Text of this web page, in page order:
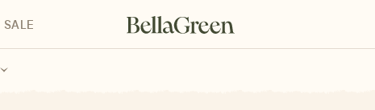
für Kinder
SALE